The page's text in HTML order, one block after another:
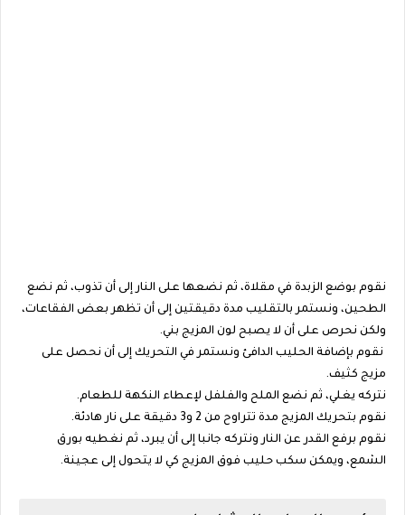
نقوم بوضع الزبدة في مقلاة، ثم نضعها على النار إلى أن تذوب، ثم نضع
الطحين، ونستمر بالتقليب مدة دقيقتين إلى أن تظهر بعض الفقاعات،
ولكن نحرص على أن لا يصبح لون المزيج بني.
نقوم بإضافة الحليب الدافئ ونستمر في التحريك إلى أن نحصل على
مزيج كثيف.
نتركه يغلي، ثم نضع الملح والفلفل لإعطاء النكهة للطعام.
نقوم بتحريك المزيج مدة تتراوح من 2 و3 دقيقة على نار هادئة.
نقوم برفع القدر عن النار ونتركه جانبا إلى أن يبرد، ثم نغطيه بورق
الشمع، ويمكن سكب حليب فوق المزيج كي لا يتحول إلى عجينة.